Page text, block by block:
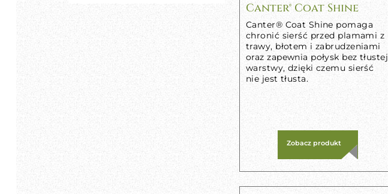
Canter® Coat Shine
Canter® Coat Shine pomaga
chronić sierść przed plamami z
trawy, błotem i zabrudzeniami
oraz zapewnia połysk bez tłustej
warstwy, dzięki czemu sierść
nie jest tłusta.
Zobacz produkt